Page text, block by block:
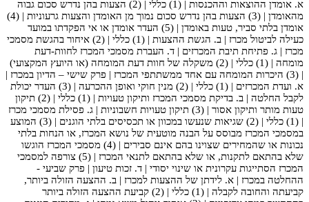
א. אומדן ההוצאות וההכנסות | (1) כללי | (2) הצעות בהן נדרש סכום גבוה
מהאומדן | (3) הצעות בהן נדרש סכום נמוך מן האומדן והצעות גרעוניות | (4)
אומדן בלתי סביר, טעות באומדן | (5) העדר אומדן או אי הפקדתו במועד
כעילה לביטול מכרז | ב. הגשת ההצעות | (1) כללי | (2) איחור בהגשת מסמכי
מכרז | ג. פתיחת תיבת המכרזים | ד. העברת מסמכי המכרז לחוות-דעת
מומחה | (1) כללי | (2) משקלה של חוות דעת המומחה (או היועץ המקצועי)
| (3) היכרות המומחה עם אחד ממשתתפי המכרז | פרק שישי – הדיון במכרז |
א. ועדת המכרזים | (1) כללי | (2) מנין חוקי ואופן ההכרעה | (3) העדר יכולת
לקבל החלטה | ב. בדיקת מסמכי המכרז ותיקון טעויות | (1) כללי | (2) תיקון
טעות מותר ותיקון אסור | (3) תיקון טעויות חשבוניות | ג. פסילת מסמכי מכרז
| (1) כללי | (2) שגיאות שנעשו במכוון או תכסיסים בלתי הוגנים | (3) המוצע
במסמכי המכרז מבוסס על הבנה מוטעית של נושא המכרז, או הנחות בלתי
נכונות או שהמחירים שצוינו בהם אינם סבירים | (4) מסמכי המכרז הוגשו
שלא בהתאם לתקנות, או שלא בהתאם לתנאי המכרז | (5) צורפה למסמכי
המכרז הסתייגות עקרונית או שינוי יסודי | ד. זכות טיעון | פרק שביעי -
ההחלטה במכרז | א. לידתן של ההצעות למכרז | ב. ההצעה הזולה ביותר,
קביעתה והחובה לקבלה | (1) כללי | (2) קביעת ההצעה הזולה ביותר